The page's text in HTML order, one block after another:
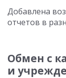
Добавлена
отчетов в
Обмен с
и